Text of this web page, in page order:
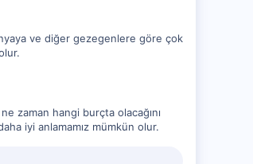
ve diğer gezegenlere göre çok
zaman hangi burçta olacağını
iyi anlamamız mümkün olur.